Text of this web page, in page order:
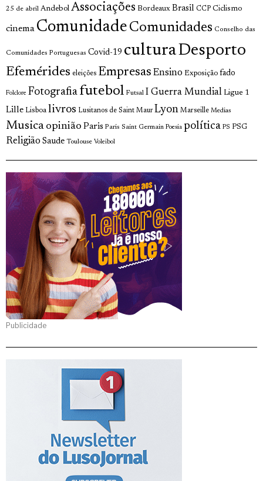
25 de abril Andebol Associações Bordeaux Brasil CCP Ciclismo
cinema Comunidade Comunidades Conselho das
Comunidades Portuguesas Covid-19 culturaDesporto
Efemérides eleições Empresas Ensino Exposição fado
Folclore Fotografia futebol Futsal I Guerra Mundial Ligue 1
Lille Lisboa livros Lusitanos de Saint Maur Lyon Marseille Medias
Musica opinião Paris Paris Saint Germain Poesia política PS PSG
Religião Saude Toulouse Voleibol
Publicidade